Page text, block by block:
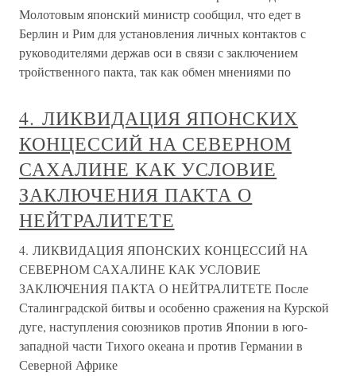
Молотовым японский министр сообщил, что едет в
Берлин и Рим для установления личных контактов с
руководителями держав оси в связи с заключением
тройственного пакта, так как обмен мнениями по
4. ЛИКВИДАЦИЯ ЯПОНСКИХ
КОНЦЕССИЙ НА СЕВЕРНОМ
САХАЛИНЕ КАК УСЛОВИЕ
ЗАКЛЮЧЕНИЯ ПАКТА О
НЕЙТРАЛИТЕТЕ
4. ЛИКВИДАЦИЯ ЯПОНСКИХ КОНЦЕССИЙ НА
СЕВЕРНОМ САХАЛИНЕ КАК УСЛОВИЕ
ЗАКЛЮЧЕНИЯ ПАКТА О НЕЙТРАЛИТЕТЕ После
Сталинградской битвы и особенно сражения на Курской
дуге, наступления союзников против Японии в юго-
западной части Тихого океана и против Германии в
Северной Африке